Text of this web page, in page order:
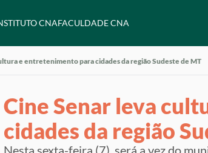
CNAFACULDADE CNA
e entretenimento para cidades da região Sudeste de MT
Cine Senar leva
cidades da região
Nesta sexta-feira (7), será a vez do